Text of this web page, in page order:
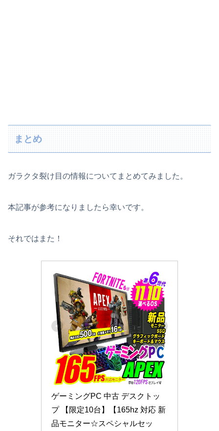
まとめ
ガラクタ裂け目の情報についてまとめてみました。
本記事が参考になりましたら幸いです。
それではまた！
ゲーミングPC 中古 デスクトッ
プ 【限定10台】【165hz 対応 新
品モニター☆スペシャルセッ